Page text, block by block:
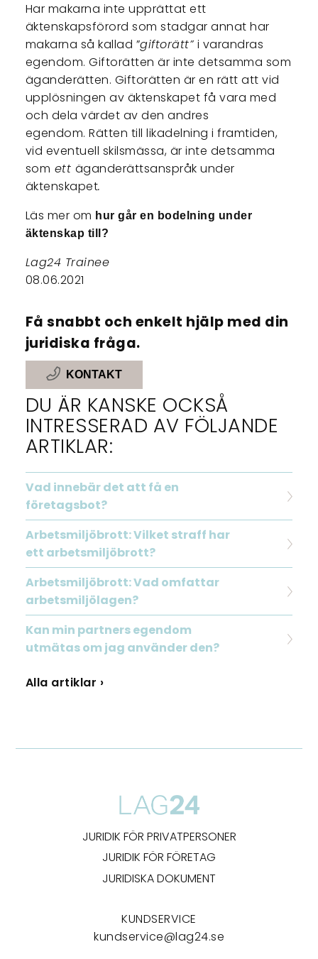
Har makarna inte upprättat ett
äktenskapsförord som stadgar annat har
makarna så kallad ”giftorätt”i varandras
egendom. Giftorätten är inte detsamma som
äganderätten. Giftorätten är en rätt att vid
upplösningen av äktenskapet få vara med
och dela värdet av den andres
egendom. Rätten till likadelning i framtiden,
vid eventuell skilsmässa, är inte detsamma
som ett äganderättsanspråk under
äktenskapet.
Läs mer om hur går en bodelning under
äktenskap till?
Lag24 Trainee
08.06.2021
Få snabbt och enkelt hjälp med din
juridiska fråga.
KONTAKT
DU ÄR KANSKE OCKSÅ
INTRESSERAD AV FÖLJANDE
ARTIKLAR:
Vad innebär det att få en
företagsbot?
Arbetsmiljöbrott: Vilket straff har
ett arbetsmiljöbrott?
Arbetsmiljöbrott: Vad omfattar
arbetsmiljölagen?
Kan min partners egendom
utmätas om jag använder den?
Alla artiklar ›
JURIDIK FÖR PRIVATPERSONER
JURIDIK FÖR FÖRETAG
JURIDISKA DOKUMENT
KUNDSERVICE
kundservice@lag24.se